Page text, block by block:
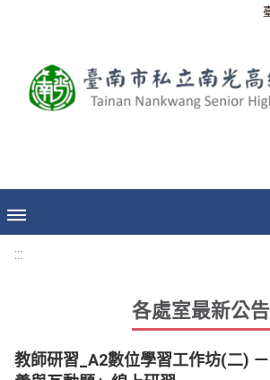
:::
各處室最新公告
教師研習_A2數位學習工作坊(二)